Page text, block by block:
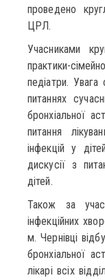
проведено
ЦРЛ.
Учасниками
практики-
педіатри. Увага
питаннях
бронхіальної
питання
інфекцій у
дискусії з
дітей.
Також за
інфекційних
м. Чернівці
бронхіальної
лікарі всіх